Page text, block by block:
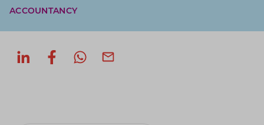
ACCOUNTANCY
Deel op LinkedIn
Deel op Facebook